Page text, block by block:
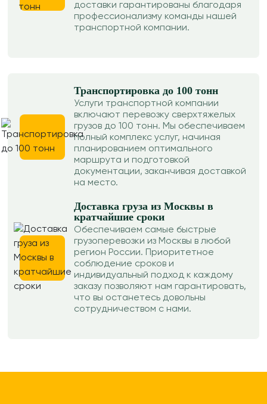
доставки гарантированы благодаря
профессионализму команды нашей
транспортной компании.
Транспортировка до 100 тонн
Услуги транспортной компании
включают перевозку сверхтяжелых
грузов до 100 тонн. Мы обеспечиваем
полный комплекс услуг, начиная
планированием оптимального
маршрута и подготовкой
документации, заканчивая доставкой
на место.
Доставка груза из Москвы в
кратчайшие сроки
Обеспечиваем самые быстрые
грузоперевозки из Москвы в любой
регион России. Приоритетное
соблюдение сроков и
индивидуальный подход к каждому
заказу позволяют нам гарантировать,
что вы останетесь довольны
сотрудничеством с нами.